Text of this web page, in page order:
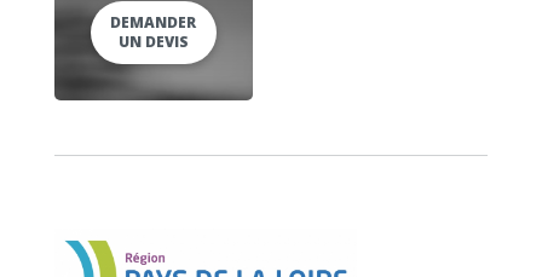
DEMANDER
UN DEVIS